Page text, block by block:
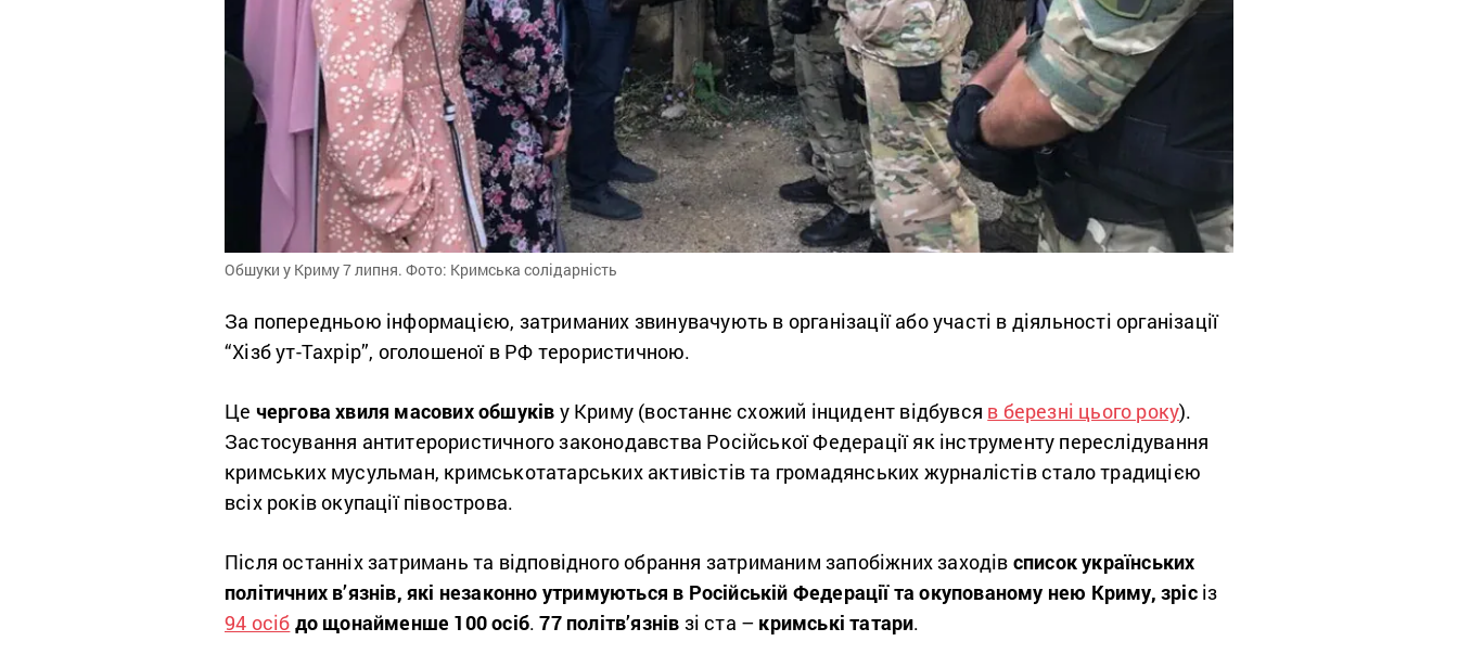
Обшуки у Криму 7 липня. Фото: Кримська солідарність
За попередньою інформацією, затриманих звинувачують в організації або участі в діяльності організації
“Хізб ут-Тахрір”, оголошеної в РФ терористичною.
Це чергова хвиля масових обшуків у Криму (востаннє схожий інцидент відбувся в березні цього року).
Застосування антитерористичного законодавства Російської Федерації як інструменту переслідування
кримських мусульман, кримськотатарських активістів та громадянських журналістів стало традицією
всіх років окупації півострова.
Після останніх затримань та відповідного обрання затриманим запобіжних заходів список українських
політичних в’язнів, які незаконно утримуються в Російській Федерації та окупованому нею Криму, зріс із
94 осіб до щонайменше 100 осіб.77 політв’язнів зі ста – кримські татари.